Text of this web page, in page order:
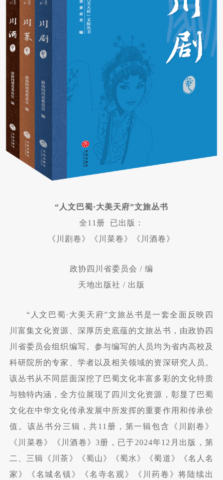
“人文巴蜀·大美天府”文旅丛书
全11册 已出版：
《川剧卷》《川菜卷》《川酒卷》
政协四川省委员会 / 编
天地出版社 / 出版
“人文巴蜀·大美天府”文旅丛书是一套全面反映四
川富集文化资源、深厚历史底蕴的文旅丛书，由政协四
川省委员会组织编写。参与编写的人员均为省内高校及
科研院所的专家、学者以及相关领域的资深研究人员。
该丛书从不同层面深挖了巴蜀文化丰富多彩的文化特质
与独特内涵，全方位展现了四川文化资源，彰显了巴蜀
文化在中华文化传承发展中所发挥的重要作用和传承价
值。该丛书分三辑，共11册，第一辑包含《川剧卷》
《川菜卷》《川酒卷》3册，已于2024年12月出版，第
二、三辑《川茶》《蜀山》《蜀水》《蜀道》《名人名
家》《名城名镇》《名寺名观》《川药卷》将陆续出